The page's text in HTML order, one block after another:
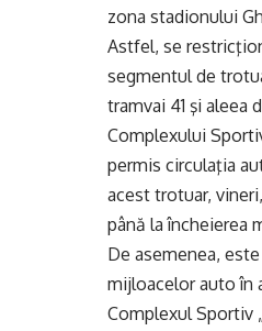
zona stadionului
Astfel, se
segmentul de
tramvai 41 şi aleea
Complexului
permis circulaţia
acest trotuar,
până la încheierea
De asemenea,
mijloacelor auto în
Complexul Sportiv